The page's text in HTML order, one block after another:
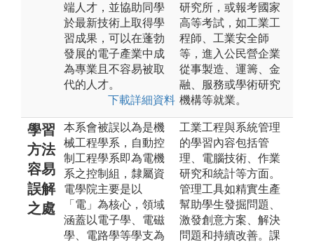
端人才，並協助同學
於最新技術上取得學
習成果，可以在蓬勃
發展的電子產業中成
為專業且不容易被取
代的人才。
下載詳細資料
研究所，或報考國家
高等考試，如工業工
程師、工業安全師
等，進入公民營企業
從事製造、運籌、金
融、服務或學術研究
機構等就業。
學習
方法
容易
誤解
之處
本系會被誤以為是機
械工程學系，自動控
制工程學系即為電機
系之控制組，隸屬資
電學院主要是以
「電」為核心，領域
涵蓋以電子學、電磁
學、電路學等學支為
工業工程與系統管理
的學習內容包括管
理、電腦技術、作業
研究和統計等方面。
管理工具如精實生產
幫助學生發掘問題、
激發創意方案、解決
問題和持續改善。課